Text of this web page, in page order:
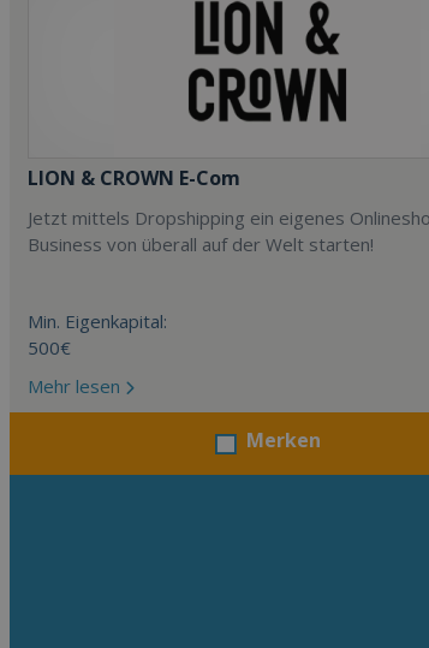
LION & CROWN E-Com
Jetzt mittels Dropshipping ein eigenes
Business von überall auf der Welt starten!
Min. Eigenkapital:
500€
Mehr lesen
Merken